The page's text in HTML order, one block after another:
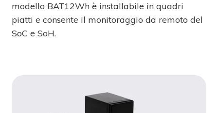
modello BAT12Wh è installabile in quadri
piatti e consente il monitoraggio da remoto del
SoC e SoH.